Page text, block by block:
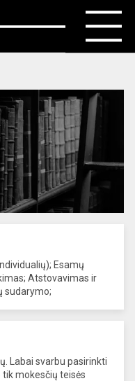
Esamų
Atstovavimas ir
sudarymo;
Labai svarbu pasirinkti
mokesčių teisės